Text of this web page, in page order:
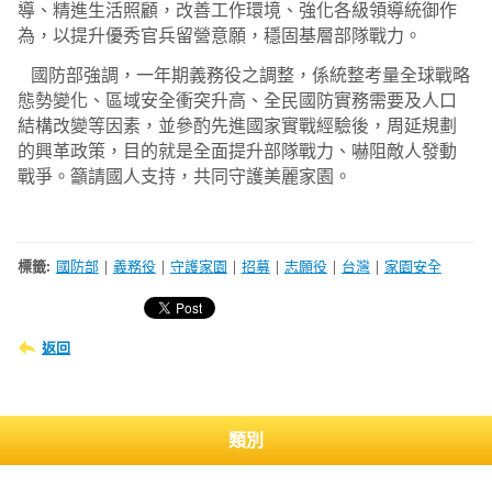
導、精進生活照顧，改善工作環境、強化各級領導統御作
為，以提升優秀官兵留營意願，穩固基層部隊戰力。
國防部強調，一年期義務役之調整，係統整考量全球戰略
態勢變化、區域安全衝突升高、全民國防實務需要及人口
結構改變等因素，並參酌先進國家實戰經驗後，周延規劃
的興革政策，目的就是全面提升部隊戰力、嚇阻敵人發動
戰爭。籲請國人支持，共同守護美麗家園。
標籤: 國防部 | 義務役 | 守護家園 | 招募 | 志願役 | 台灣 | 家園安全
返回
類別